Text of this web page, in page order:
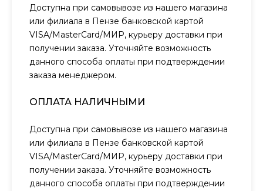
Доступна при самовывозе из нашего магазина
или филиала в Пензе банковской картой
VISA/MasterCard/МИР, курьеру доставки при
получении заказа. Уточняйте возможность
данного способа оплаты при подтверждении
заказа менеджером.
ОПЛАТА НАЛИЧНЫМИ
Доступна при самовывозе из нашего магазина
или филиала в Пензе банковской картой
VISA/MasterCard/МИР, курьеру доставки при
получении заказа. Уточняйте возможность
данного способа оплаты при подтверждении